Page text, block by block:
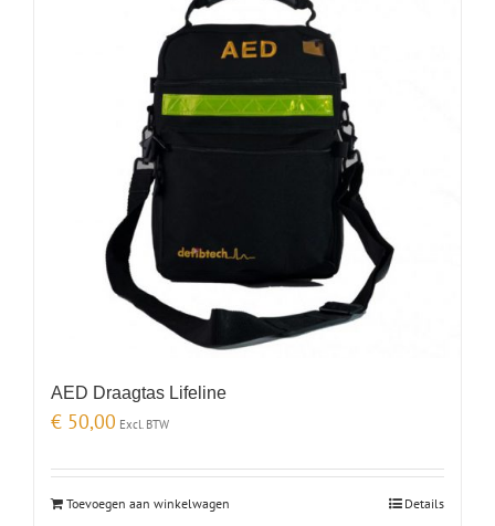
AED Draagtas Lifeline
€ 50,00 Excl. BTW
Toevoegen aan winkelwagen Details